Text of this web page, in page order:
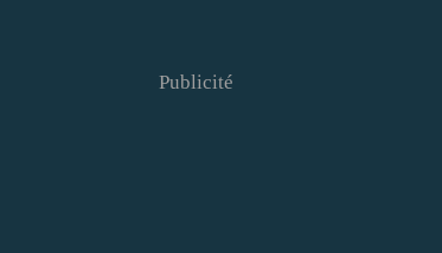
Publicité